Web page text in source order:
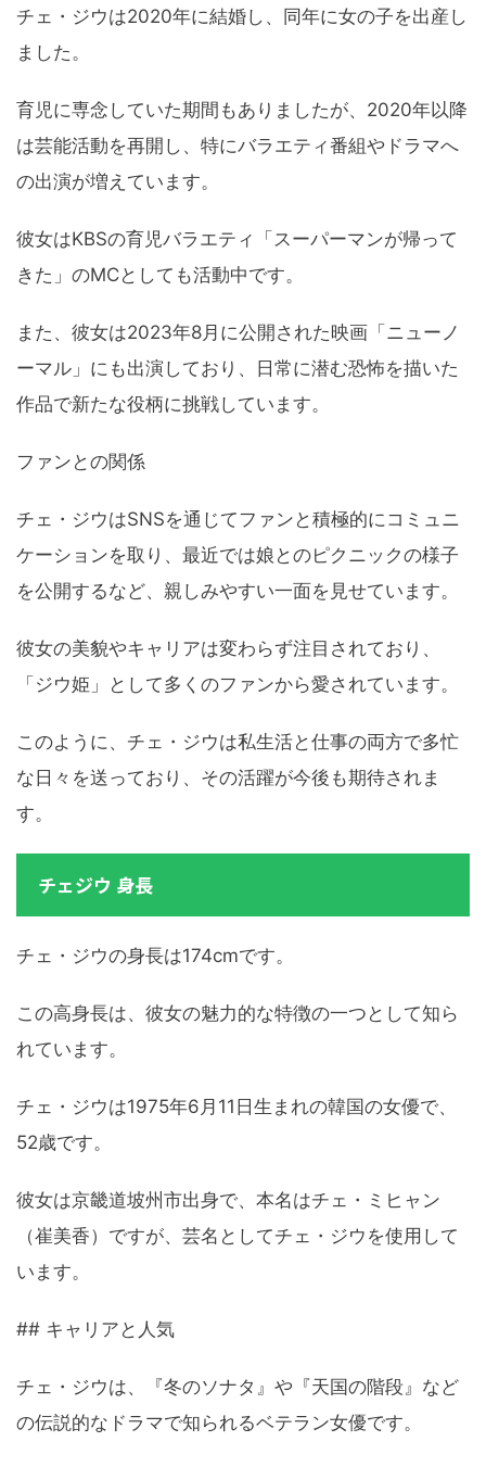
チェ・ジウは2020年に結婚し、同年に女の子を出産し
ました。
育児に専念していた期間もありましたが、2020年以降
は芸能活動を再開し、特にバラエティ番組やドラマへ
の出演が増えています。
彼女はKBSの育児バラエティ「スーパーマンが帰って
きた」のMCとしても活動中です。
また、彼女は2023年8月に公開された映画「ニューノ
ーマル」にも出演しており、日常に潜む恐怖を描いた
作品で新たな役柄に挑戦しています。
ファンとの関係
チェ・ジウはSNSを通じてファンと積極的にコミュニ
ケーションを取り、最近では娘とのピクニックの様子
を公開するなど、親しみやすい一面を見せています。
彼女の美貌やキャリアは変わらず注目されており、
「ジウ姫」として多くのファンから愛されています。
このように、チェ・ジウは私生活と仕事の両方で多忙
な日々を送っており、その活躍が今後も期待されま
す。
チェジウ 身長
チェ・ジウの身長は174cmです。
この高身長は、彼女の魅力的な特徴の一つとして知ら
れています。
チェ・ジウは1975年6月11日生まれの韓国の女優で、
52歳です。
彼女は京畿道坡州市出身で、本名はチェ・ミヒャン
（崔美香）ですが、芸名としてチェ・ジウを使用して
います。
## キャリアと人気
チェ・ジウは、『冬のソナタ』や『天国の階段』など
の伝説的なドラマで知られるベテラン女優です。